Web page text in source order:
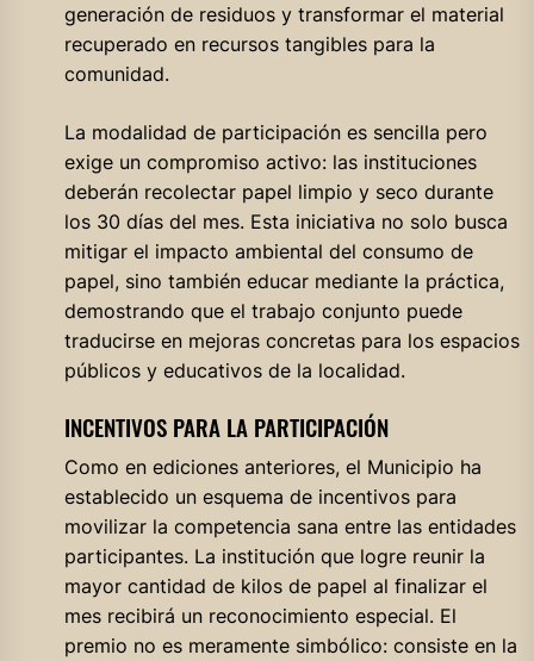
generación de residuos y transformar el material
recuperado en recursos tangibles para la
comunidad.
La modalidad de participación es sencilla pero
exige un compromiso activo: las instituciones
deberán recolectar papel limpio y seco durante
los 30 días del mes. Esta iniciativa no solo busca
mitigar el impacto ambiental del consumo de
papel, sino también educar mediante la práctica,
demostrando que el trabajo conjunto puede
traducirse en mejoras concretas para los espacios
públicos y educativos de la localidad.
INCENTIVOS PARA LA PARTICIPACIÓN
Como en ediciones anteriores, el Municipio ha
establecido un esquema de incentivos para
movilizar la competencia sana entre las entidades
participantes. La institución que logre reunir la
mayor cantidad de kilos de papel al finalizar el
mes recibirá un reconocimiento especial. El
premio no es meramente simbólico: consiste en la